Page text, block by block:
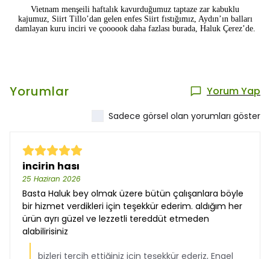
Vietnam menşeili haftalık kavurduğumuz taptaze zar kabuklu
kajumuz, Siirt Tillo’dan gelen enfes Siirt fıstığımız, Aydın’ın balları
damlayan kuru inciri ve çoooook daha fazlası burada, Haluk Çerez’de.
Yorumlar Yorum Yap
Sadece görsel olan yorumları göster
incirin hası
25 Haziran 2026
Basta Haluk bey olmak üzere bütün çalışanlara böyle
bir hizmet verdikleri için teşekkür ederim. aldığım her
ürün ayrı güzel ve lezzetli tereddüt etmeden
alabilirisiniz
bizleri tercih ettiğiniz için teşekkür ederiz, Engel